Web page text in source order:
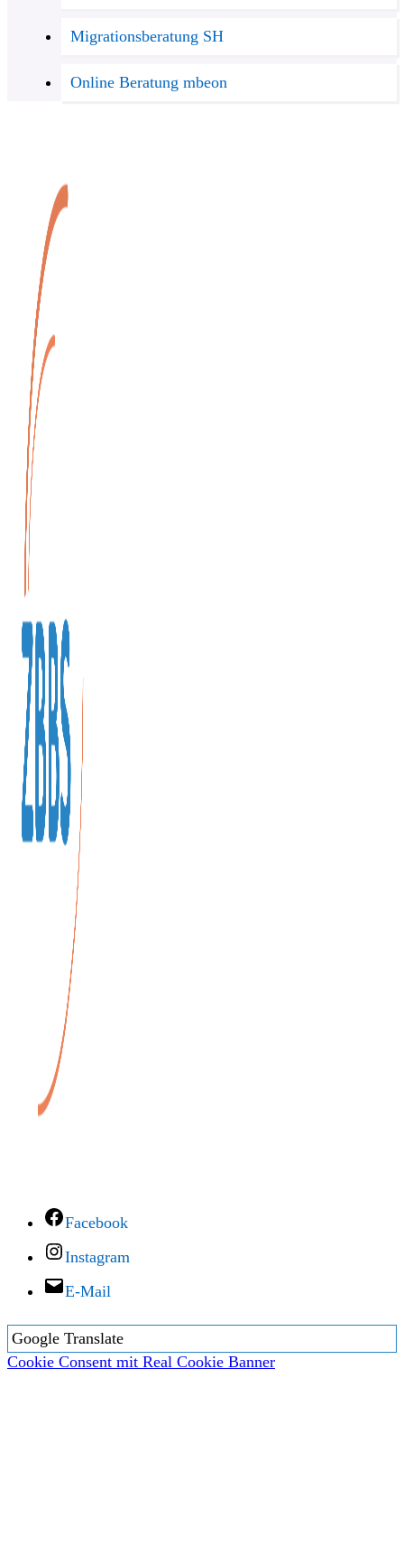
Migrationsberatung SH
Online Beratung mbeon
Facebook
Instagram
E-Mail
Google Translate
Cookie Consent mit Real Cookie Banner